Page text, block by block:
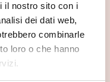
il nostro sito con i
dei dati web,
combinarle
loro o che hanno